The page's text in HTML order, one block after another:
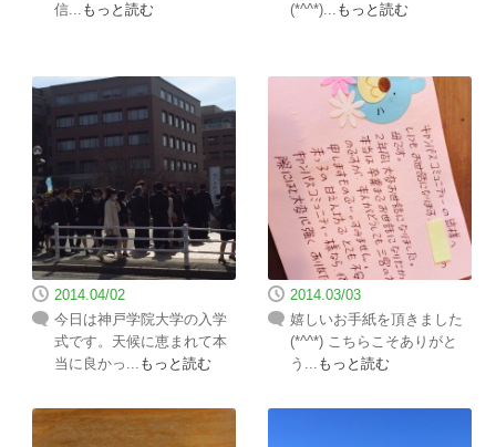
信... もっと読む
(*^^*)... もっと読む
2014.04/02
今日は神戸学院大学の入学
式です。天候に恵まれて本
当に良かっ... もっと読む
2014.03/03
嬉しいお手紙を頂きました
(*^^*) こちらこそありがと
う... もっと読む